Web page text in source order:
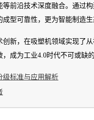
前沿技术深度融合。通过
型可靠性，更为智能制造
新，在吸塑机领域实现了
成为工业4.0时代不可或缺的
级标准与应用解析